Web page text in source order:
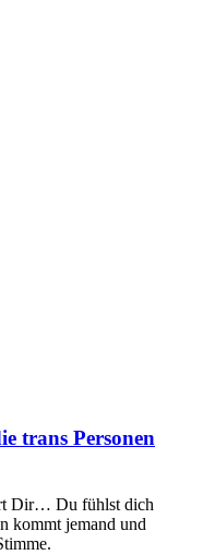
trans Personen
Dir… Du fühlst dich
kommt jemand und